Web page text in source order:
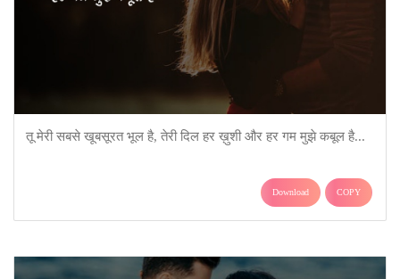
तू मेरी सबसे खूबसूरत भूल है, तेरी दिल हर ख़ुशी और हर गम मुझे कबूल है...
Download COPY